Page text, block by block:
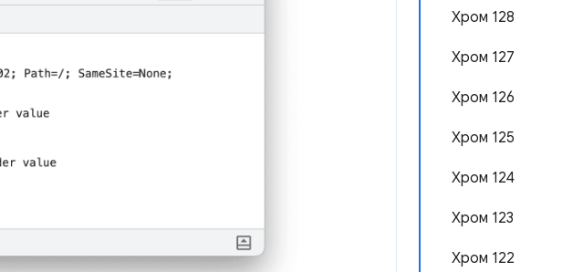
Хром 128
Хром 127
Хром 126
Хром 125
Хром 124
Хром 123
Хром 122